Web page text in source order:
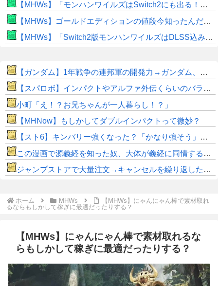
【MHWs】「モンハンワイルズはSwitch2にも出る！」👈こいつにかけたい言葉ｗｗｗｗｗｗｗｗｗ
【MHWs】ゴールドエディションの値段今知ったんだけどやっっっっっっすwwwww
【MHWs】「Switch2版モンハンワイルズはDLSS込みで最大1440p動作」
【ガンダム】1年戦争の連邦軍の開発力→ガンダム、ガンキャノン、ガンタンク、ジム、ボール
【スパロボ】インパクトやアルファ外伝くらいのバランス求む！！ → インパクトも最終的にはコアブースターで雑魚は一撃で倒せてたけどね
小町「え！？お兄ちゃんが一人暮らし！？」
【MHNow】もしかしてダブルインパクトって微妙？
【スト6】キンバリー強くなった？「かなり強そう」「勝てなくなった」
この漫画で源義経を知った奴、大体が義経に同情するようになるｗｗｗｗｗｗｗｗ
ジャンプストアで大量注文→キャンセルを繰り返した女を逮捕 「注文で欲求が満たされた」総額43億円
ホーム MHWs
【MHWs】にゃんにゃん棒で素材取れ
るならもしかして稼ぎに最適だったりする？
【MHWs】にゃんにゃん棒で素材取れるな
らもしかして稼ぎに最適だったりする？